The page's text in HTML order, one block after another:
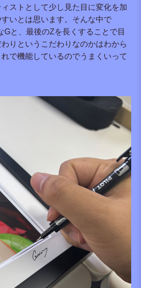
ストとして少し見た目に変化を加
いとは思います。そんな中で
Gと、最後のZを長くすることで目
りというこだわりなのかはわから
で機能しているのでうまくいって